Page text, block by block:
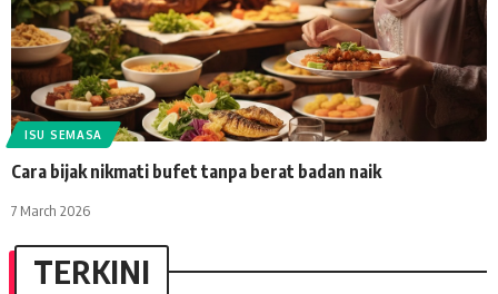
ISU SEMASA
Cara bijak nikmati bufet tanpa berat badan naik
7 March 2026
TERKINI